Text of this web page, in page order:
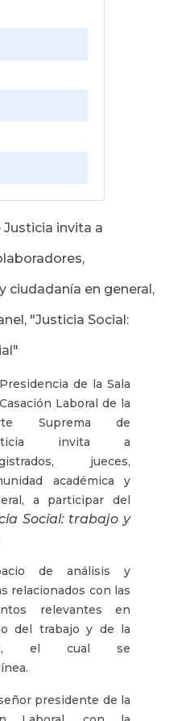
invita a
ciudadanía en general,
"Justicia Social:
de la Sala
Laboral de la
Suprema de
invita a
jueces,
académica y
a participar del
Social: trabajo y
de análisis y
relacionados con las
relevantes en
del trabajo y de la
el cual se
presidente de la